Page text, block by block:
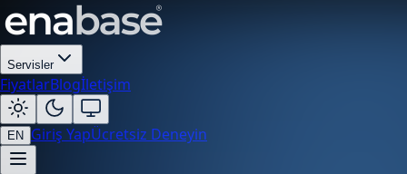
Servisler
FiyatlarBlogİletişim
EN Giriş YapÜcretsiz Deneyin